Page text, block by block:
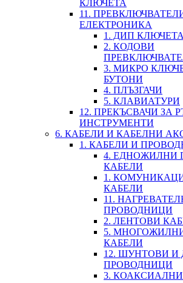
КЛЮЧЕТА
11.
ЕЛЕКТРОНИКА
1. ДИП КЛЮЧЕТА
2. КОДОВИ
3. МИКРО
БУТОНИ
4. ПЛЪЗГАЧИ
5. КЛАВИАТУРИ
12. ПРЕКЪСВАЧИ ЗА
ИНСТРУМЕНТИ
6. КАБЕЛИ И КАБЕЛНИ
1. КАБЕЛИ И
4. ЕДНОЖИЛНИ
КАБЕЛИ
1.
КАБЕЛИ
11.
ПРОВОДНИЦИ
2. ЛЕНТОВИ
5.
КАБЕЛИ
12. ШУНТОВИ И
ПРОВОДНИЦИ
3.